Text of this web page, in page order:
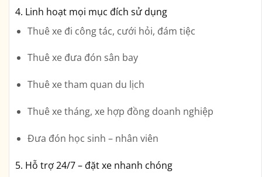
4. Linh hoạt mọi mục đích sử dụng
Thuê xe đi công tác, cưới hỏi, đám tiệc
Thuê xe đưa đón sân bay
Thuê xe tham quan du lịch
Thuê xe tháng, xe hợp đồng doanh nghiệp
Đưa đón học sinh – nhân viên
5. Hỗ trợ 24/7 – đặt xe nhanh chóng